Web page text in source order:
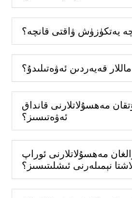
يەتكۈزۈش ۋاقتى قانچە؟
ماللار قەيەردىن ئەۋەتىلىدۇ؟
مەھسۇلاتلارنى قانداق
ئەۋەتىسىز؟
مەھسۇلاتلارنى ئوراپ
نېمىلەرنى ئىشلىتىسىز؟